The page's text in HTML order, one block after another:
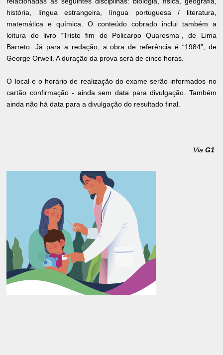
história, língua estrangeira, língua portuguesa / literatura,
matemática e química. O conteúdo cobrado inclui também a
leitura do livro “Triste fim de Policarpo Quaresma”, de Lima
Barreto. Já para a redação, a obra de referência é “1984”, de
George Orwell. A duração da prova será de cinco horas.
O local e o horário de realização do exame serão informados no
cartão confirmação - ainda sem data para divulgação. Também
ainda não há data para a divulgação do resultado final.
Via G1